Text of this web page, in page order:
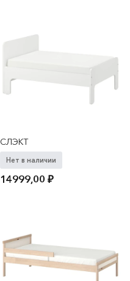
СЛЭКТ
Нет в наличии
14999,00₽